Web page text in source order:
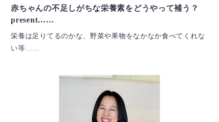
赤ちゃんの不足しがちな栄養素をどうやって補う？
present……
栄養は足りてるのかな、野菜や果物をなかなか食べてくれな
い等……